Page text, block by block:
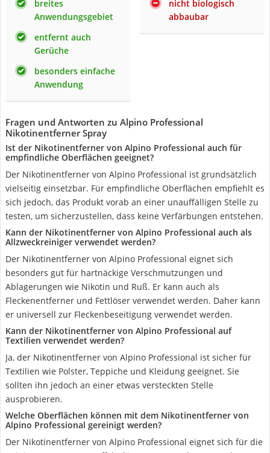
breites
Anwendungsgebiet
entfernt auch
Gerüche
besonders einfache
Anwendung
nicht biologisch
abbaubar
Fragen und Antworten zu Alpino Professional
Nikotinentferner Spray
Ist der Nikotinentferner von Alpino Professional auch für
empfindliche Oberflächen geeignet?
Der Nikotinentferner von Alpino Professional ist grundsätzlich
vielseitig einsetzbar. Für empfindliche Oberflächen empfiehlt es
sich jedoch, das Produkt vorab an einer unauffälligen Stelle zu
testen, um sicherzustellen, dass keine Verfärbungen entstehen.
Kann der Nikotinentferner von Alpino Professional auch als
Allzweckreiniger verwendet werden?
Der Nikotinentferner von Alpino Professional eignet sich
besonders gut für hartnäckige Verschmutzungen und
Ablagerungen wie Nikotin und Ruß. Er kann auch als
Fleckenentferner und Fettlöser verwendet werden. Daher kann
er universell zur Fleckenbeseitigung verwendet werden.
Kann der Nikotinentferner von Alpino Professional auf
Textilien verwendet werden?
Ja, der Nikotinentferner von Alpino Professional ist sicher für
Textilien wie Polster, Teppiche und Kleidung geeignet. Sie
sollten ihn jedoch an einer etwas versteckten Stelle
ausprobieren.
Welche Oberflächen können mit dem Nikotinentferner von
Alpino Professional gereinigt werden?
Der Nikotinentferner von Alpino Professional eignet sich für die